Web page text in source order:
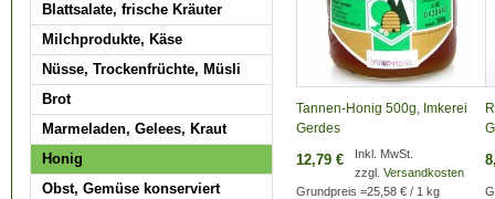
Tannen-Honig 500g, Imkerei
Gerdes
12,79 €
Inkl. MwSt.
zzgl. Versandkosten
Grundpreis =25,58 € / 1 kg
Blattsalate, frische Kräuter
Milchprodukte, Käse
Nüsse, Trockenfrüchte, Müsli
Brot
Marmeladen, Gelees, Kraut
Honig
Obst, Gemüse konserviert